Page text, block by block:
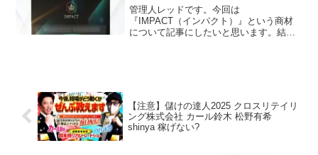
管理人レッドです。今回は
『IMPACT（インパクト）』という商材
について記事にしたいと思います。結論
【注意】儲けの達人2025 クロスリテイリ
ング株式会社 カール鈴木 松野有希
shinya 稼げない?